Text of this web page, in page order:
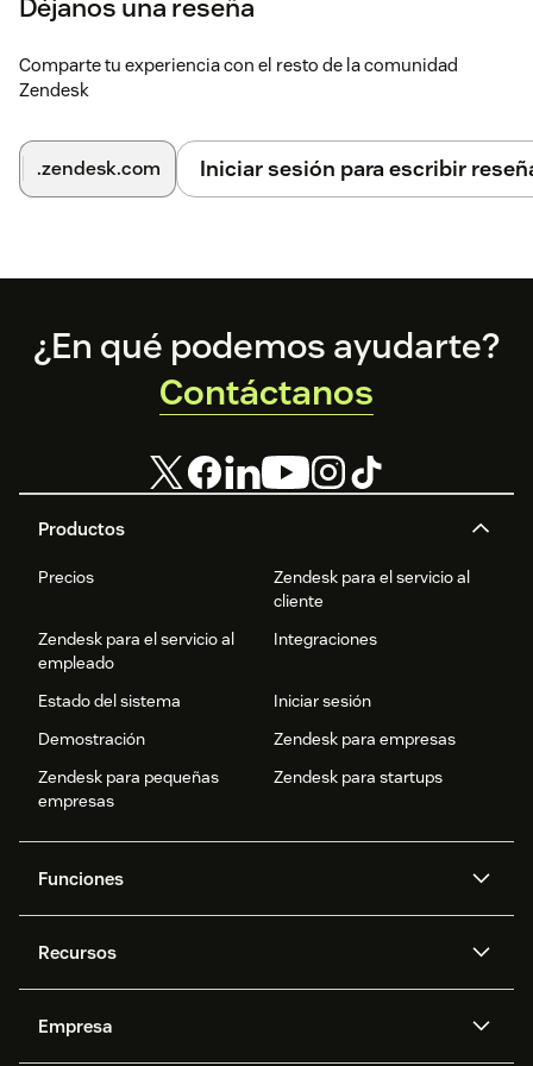
Déjanos una reseña
Comparte tu experiencia con el resto de la comunidad
Zendesk
.zendesk.com Iniciar sesión para escribir
Footer
Productos
Precios
Zendesk para el servicio al
cliente
Zendesk para el servicio al
empleado
Integraciones
Estado del sistema
Iniciar sesión
Demostración
Zendesk para empresas
Zendesk para pequeñas
empresas
Zendesk para startups
Funciones
IA de Zendesk
datos avanzadas
Recursos
API y programadores
Empresa
¿En qué podemos ayudarte?
Contáctanos